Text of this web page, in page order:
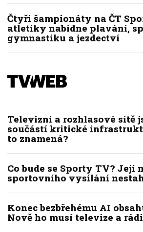
Čtyři šampionáty na ČT
atletiky nabídne plavání,
gymnastiku a jezdectví
Televizní a rozhlasové sítě
součástí kritické
to znamená?
Co bude se Sporty TV? Její
sportovního vysílání
Konec bezbřehému AI
Nově ho musí televize a